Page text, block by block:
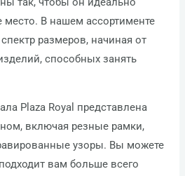
В нашем ассортименте
размеров, начиная от
способных занять
Plaza Royal представлена
включая резные рамки,
узоры. Вы можете
вам больше всего